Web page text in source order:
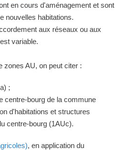
en cours d'aménagement et sont
nouvelles habitations.
aux réseaux ou aux
variable.
zones AU, on peut citer :
;
centre-bourg de la commune
d'habitations et structures
centre-bourg (1AUc).
, en application du